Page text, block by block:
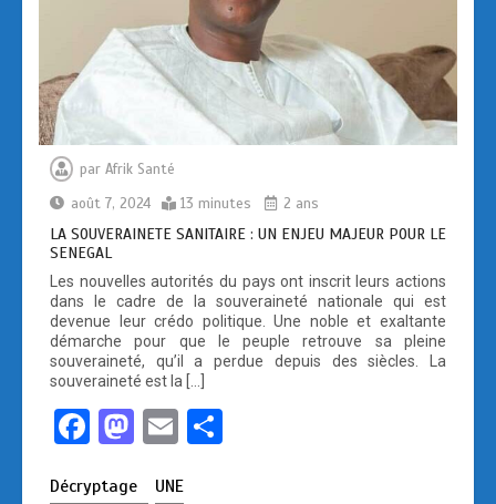
par Afrik Santé
août 7, 2024
13 minutes 2 ans
LA SOUVERAINETE SANITAIRE : UN ENJEU MAJEUR POUR LE
SENEGAL
Les nouvelles autorités du pays ont inscrit leurs actions
dans le cadre de la souveraineté nationale qui est
devenue leur crédo politique. Une noble et exaltante
démarche pour que le peuple retrouve sa pleine
souveraineté, qu’il a perdue depuis des siècles. La
souveraineté est la […]
F
M E
Décryptage UNE